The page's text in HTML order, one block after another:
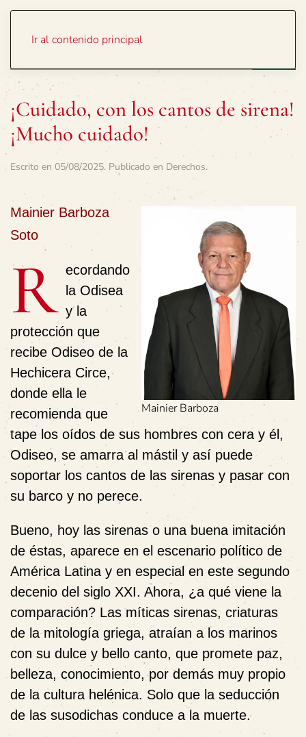
Ir al contenido principal
¡Cuidado, con los cantos de sirena!
¡Mucho cuidado!
Escrito en 05/08/2025. Publicado en Derechos.
Mainier Barboza
Mainier Barboza
Soto
R ecordando
la Odisea
y la
protección que
recibe Odiseo de la
Hechicera Circe,
donde ella le
recomienda que
tape los oídos de sus hombres con cera y él,
Odiseo, se amarra al mástil y así puede
soportar los cantos de las sirenas y pasar con
su barco y no perece.
Bueno, hoy las sirenas o una buena imitación
de éstas, aparece en el escenario político de
América Latina y en especial en este segundo
decenio del siglo XXI. Ahora, ¿a qué viene la
comparación? Las míticas sirenas, criaturas
de la mitología griega, atraían a los marinos
con su dulce y bello canto, que promete paz,
belleza, conocimiento, por demás muy propio
de la cultura helénica. Solo que la seducción
de las susodichas conduce a la muerte.